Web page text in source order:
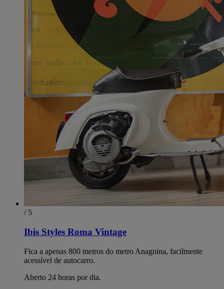
/ 5
Ibis Styles Roma Vintage
Fica a apenas 800 metros do metro Anagnina, facilmente
acessível de autocarro.
Aberto 24 horas por dia.